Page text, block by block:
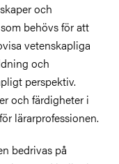
och
behövs för att
vetenskapliga
och
perspektiv.
och färdigheter i
lärarprofessionen.
bedrivas på